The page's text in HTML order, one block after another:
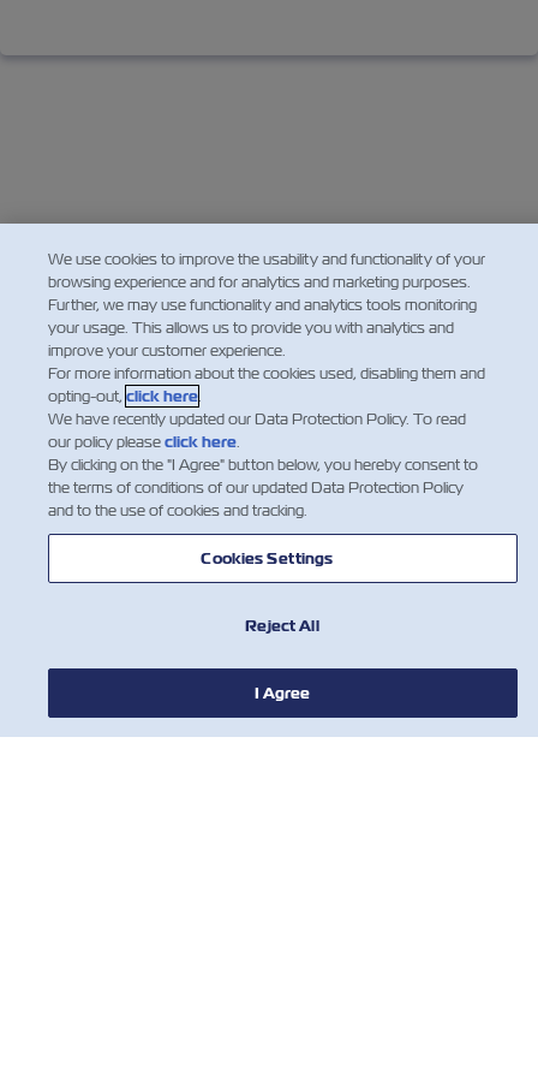
뉴스
ZIM 소개 소개
연락처
We use cookies to improve the usability and functionality of your
browsing experience and for analytics and marketing purposes.
Further, we may use functionality and analytics tools monitoring
your usage. This allows us to provide you with analytics and
improve your customer experience.
For more information about the cookies used, disabling them and
opting-out, click here.
We have recently updated our Data Protection Policy. To read
our policy pleaseclick here.
By clicking on the "I Agree" button below, you hereby consent to
the terms of conditions of our updated Data Protection Policy
and to the use of cookies and tracking.
Cookies Settings
Reject All
I Agree